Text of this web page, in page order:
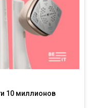
10 миллионов